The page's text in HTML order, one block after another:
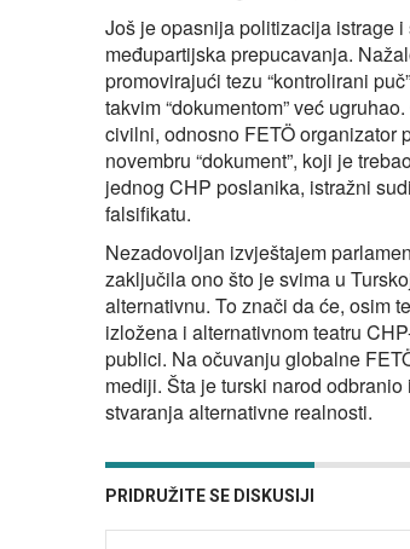
Još je opasnija politizacija istrage
međupartijska prepucavanja.
promovirajući tezu “kontrolirani
takvim “dokumentom” već
civilni, odnosno FETÖ organizator
novembru “dokument”, koji je
jednog CHP poslanika, istražni
falsifikatu.
Nezadovoljan izvještajem
zaključila ono što je svima u
alternativnu. To znači da će, osim
izložena i alternativnom teatru
publici. Na očuvanju globalne
mediji. Šta je turski narod
stvaranja alternativne realnosti.
PRIDRUŽITE SE DISKUSIJI